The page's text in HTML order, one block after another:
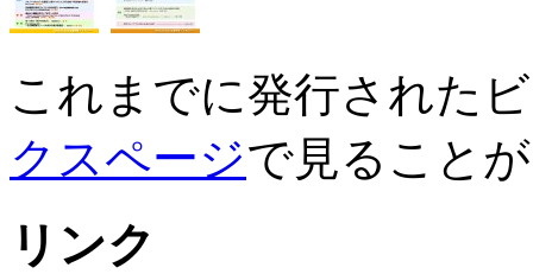
これまでに発行された
クスページで見ること
リンク